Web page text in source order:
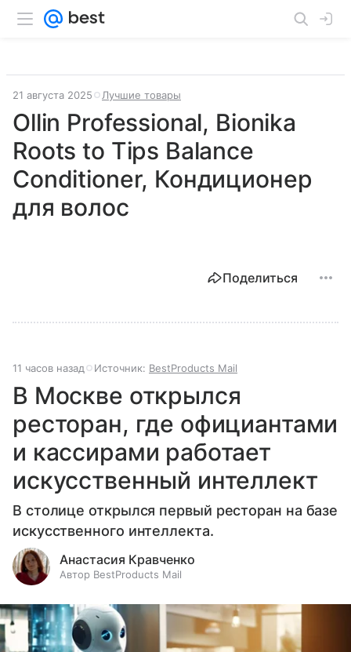
21 августа 2025 Лучшие товары
Ollin Professional, Bionika
Roots to Tips Balance
Conditioner, Кондиционер
для волос
Поделиться
11 часов назад Источник: BestProducts Mail
В Москве открылся
ресторан, где официантами
и кассирами работает
искусственный интеллект
В столице открылся первый ресторан на базе
искусственного интеллекта.
Анастасия Кравченко
Автор BestProducts Mail